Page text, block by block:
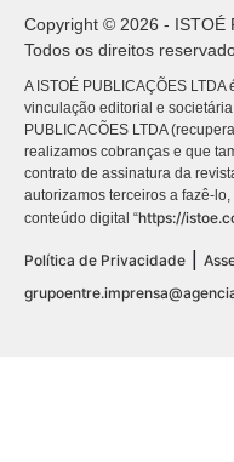
Copyright © 2026 - ISTOÉ
Todos os direitos
A ISTOÉ PUBLICAÇÕES
vinculação editorial e
PUBLICACÕES LTDA
realizamos cobranças e que
contrato de assinatura da
autorizamos terceiros a fazê-
conteúdo digital “https://
Política de Privacidade